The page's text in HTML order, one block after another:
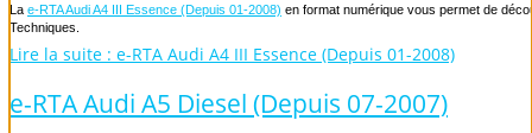
La e-RTA Audi A4 III Essence (Depuis 01-2008) en format numérique vous permet de
Techniques.
Lire la suite : e-RTA Audi A4 III Essence (Depuis 01-2008)
e-RTA Audi A5 Diesel (Depuis 07-2007)